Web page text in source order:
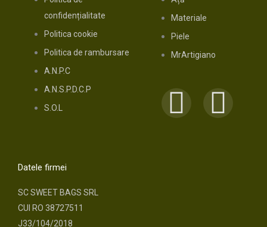
confidențialitate
Politica cookie
Politica de rambursare
A.N.P.C
A.N.S.P.D.C.P
S.O.L
Materiale
Piele
MrArtigiano
F
I
Datele firmei
SC SWEET BAGS SRL
CUI RO 38727511
J33/104/2018